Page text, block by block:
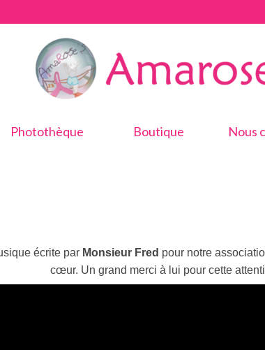
Photothèque Boutique Nous
écrite par Monsieur Fred pour notre
cœur. Un grand merci à lui pour cette